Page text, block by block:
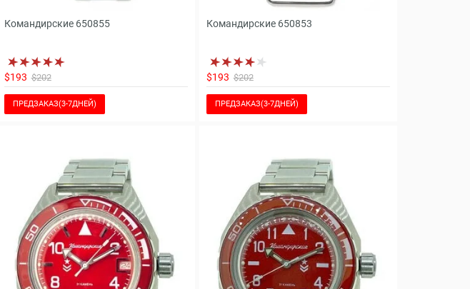
Командирские 650855
$193 $202
ПРЕДЗАКАЗ(3-7ДНЕЙ)
Командирские 650853
$193 $202
ПРЕДЗАКАЗ(3-7ДНЕЙ)